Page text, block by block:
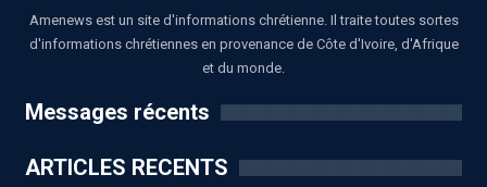
Amenews est un site d'informations chrétienne. Il traite toutes sortes
d'informations chrétiennes en provenance de Côte d'Ivoire, d'Afrique
et du monde.
Messages récents
ARTICLES RECENTS